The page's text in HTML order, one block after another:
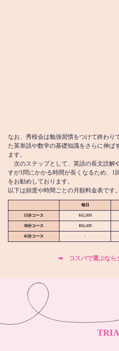
なお、秀桜会は勉強習慣をつけて終わり
た英単語や数学の基礎知識をさらに伸ば
ます。
次のステップとして、英語の長文読解
すが1問にかかる時間が長くなるため、1
をお勧めしております。
以下は頻度や時間ごとの月額料金表です。
毎日
15分コース ¥42,000
30分コース ¥84,400
45分コース -
➡︎ コスパで選ぶなら